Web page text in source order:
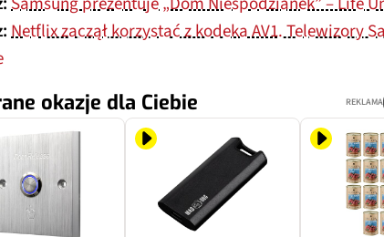
Netflix zaczął korzystać z kodeka AV1. Telewizory
okazje dla Ciebie REKLAMA